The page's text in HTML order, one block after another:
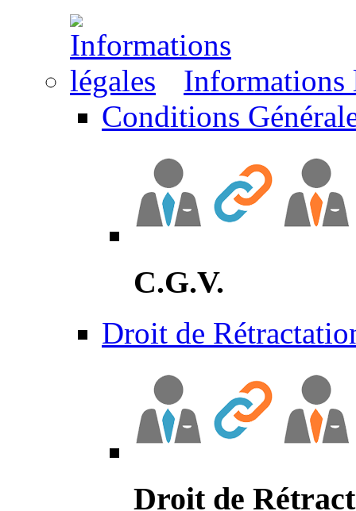
Informations
Conditions
C.G.V.
Droit de
Droit de